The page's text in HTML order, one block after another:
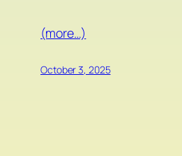
(more…)
October 3, 2025